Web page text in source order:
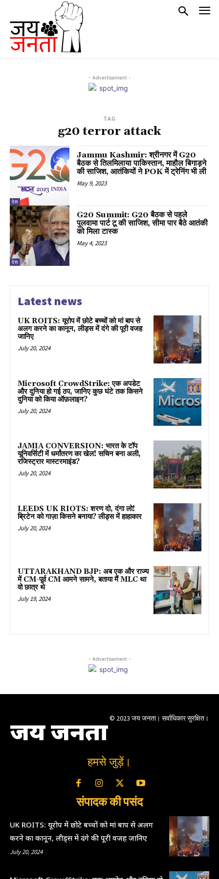
- Advertisement -
TAG
g20 terror attack
देश
Jammu Kashmir: श्रीनगर में G20
बैठक से तिलमिलाया पाकिस्तान, माहौल बिगाड़ने
की साजिश, आतंकियों ने POK में ट्रेनिंग भी ली
May 9, 2023
देश
G20 Summit: G20 बैठक से पहले
पुलवामा पार्ट टू की साजिश, सीमा पार बैठे आतंकी
को मिला टास्क
May 4, 2023
Latest news
UK ROITS: यूरोप में छोटे बच्चों को मां बाप से
अलग करने का कानून, लीड्स में दंगे की पूरी वजह
जानिए
July 20, 2024
Microsoft CrowdStrike: एक अपडेट
और दुनिया हो गई ठप, जानिए कुछ घंटे तक किसने
दुनिया को किया ऑफ़लाइन?
July 20, 2024
JAMIA CONVERSION: भारत के टॉप
यूनिवर्सिटी में धर्मांतरण का खेल! सचिन बना अली,
रजिस्ट्रार मास्टरमाइंड?
July 20, 2024
LEEDS UK RIOTS: शरण दो, दंगा लो!
ब्रिटेन को गाज़ा किसने बनाया? लीड्स में हाहाकार
July 20, 2024
UTTARAKHAND BJP: अब एक और राज्य
में CM-पूर्व CM आमने सामने, बताया मैं MLC था
वो छात्र थे
July 19, 2024
- Advertisement -
जय जनता © 2023 जय जनता। सर्वाधिकार सुरक्षित।
हमसे जुड़ें।
संपादक की पसंद
UK ROITS: यूरोप में छोटे बच्चों को मां बाप से अलग
करने का कानून, लीड्स में दंगे की पूरी वजह जानिए
July 20, 2024